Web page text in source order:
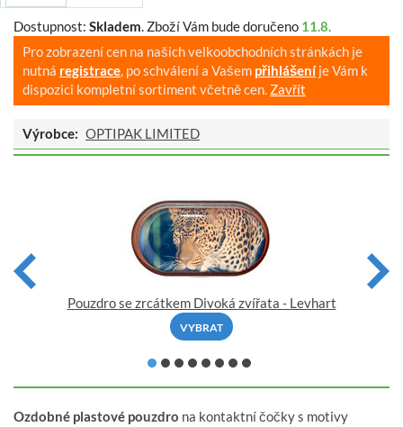
Dostupnost: Skladem. Zboží Vám bude doručeno 11.8.
Pro zobrazení cen na našich velkoobchodních stránkách je
nutná registrace, po schválení a Vašem přihlášeníje Vám k
dispozici kompletní sortiment včetně cen. Zavřít
Výrobce: OPTIPAK LIMITED
Pouzdro se zrcátkem Divoká zvířata - Levhart
VYBRAT
Ozdobné plastové pouzdro na kontaktní čočky s motivy